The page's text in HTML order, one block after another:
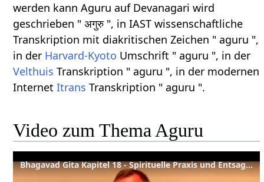
werden kann Aguru auf Devanagari wird
geschrieben " अगुरु ", in IAST wissenschaftliche
Transkription mit diakritischen Zeichen " aguru ",
in der Harvard-Kyoto Umschrift " aguru ", in der
Velthuis Transkription " aguru ", in der modernen
InternetItrans Transkription " aguru ".
Video zum Thema Aguru
Bhagavad Gita Kapitel 18 - Spirituelle Praxis und Entsagung